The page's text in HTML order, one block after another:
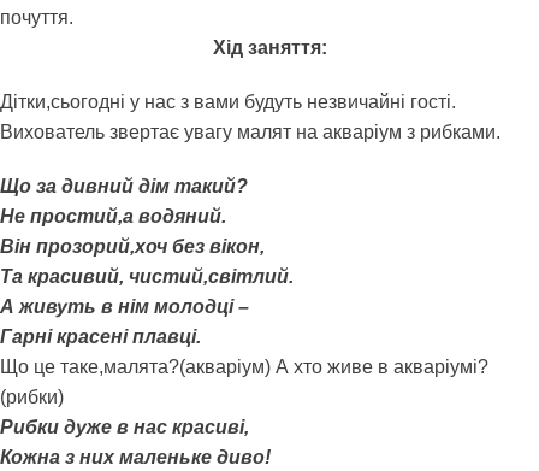
почуття.
Хід заняття:
Дітки,сьогодні у нас з вами будуть незвичайні гості.
Вихователь звертає увагу малят на акваріум з рибками.
Що за дивний дім такий?
Не простий,а водяний.
Він прозорий,хоч без вікон,
Та красивий, чистий,світлий.
А живуть в нім молодці –
Гарні красені плавці.
Що це таке,малята?(акваріум) А хто живе в акваріумі?
(рибки)
Рибки дуже в нас красиві,
Кожна з них маленьке диво!